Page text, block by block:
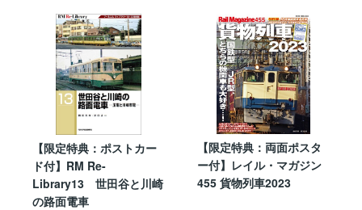
【限定特典：ポストカー
ド付】RM Re-
Library13 世田谷と川崎
の路面電車
【限定特典：両面ポスタ
ー付】レイル・マガジン
455 貨物列車2023